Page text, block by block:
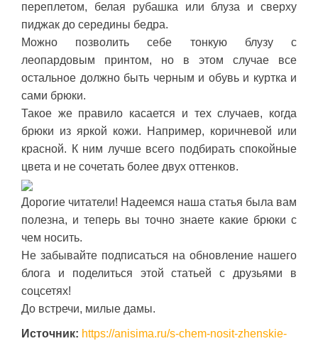
переплетом, белая рубашка или блуза и сверху
пиджак до середины бедра.
Можно позволить себе тонкую блузу с
леопардовым принтом, но в этом случае все
остальное должно быть черным и обувь и куртка и
сами брюки.
Такое же правило касается и тех случаев, когда
брюки из яркой кожи. Например, коричневой или
красной. К ним лучше всего подбирать спокойные
цвета и не сочетать более двух оттенков.
Дорогие читатели! Надеемся наша статья была вам
полезна, и теперь вы точно знаете какие брюки с
чем носить.
Не забывайте подписаться на обновление нашего
блога и поделиться этой статьей с друзьями в
соцсетях!
До встречи, милые дамы.
Источник: https://anisima.ru/s-chem-nosit-zhenskie-